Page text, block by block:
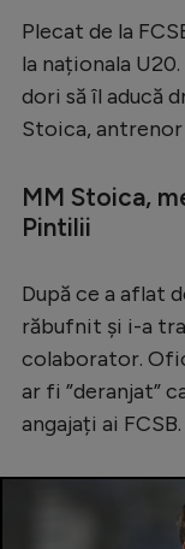
Plecat de la
la naționala
dori să îl aducă
Stoica, antrenor
MM Stoica,
Pintilii
După ce a aflat
răbufnit și i-a
colaborator.
ar fi ”deranjat”
angajați ai FCSB.